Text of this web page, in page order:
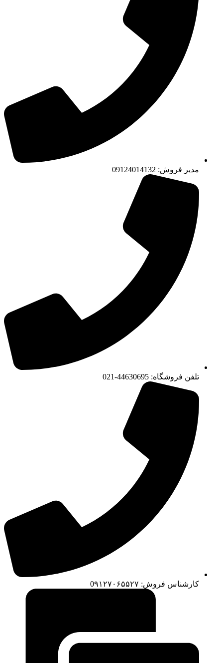
مدیر فروش: 09124014132
تلفن فروشگاه: 44630695-021
کارشناس فروش: 0۹۱۲۷۰۶۵۵۲۷